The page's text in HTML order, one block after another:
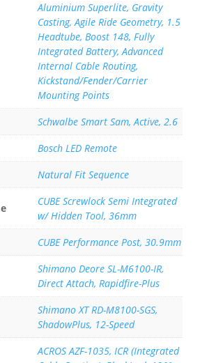
Aluminium Superlite, Gravity
Casting, Agile Ride Geometry, 1.5
Headtube, Boost 148, Fully
Integrated Battery, Advanced
Internal Cable Routing,
Kickstand/Fender/Carrier
Mounting Points
Schwalbe Smart Sam, Active, 2.6
Bosch LED Remote
Natural Fit Sequence
CUBE Screwlock Semi Integrated
w/ Hidden Tool, 36mm
CUBE Performance Post, 30.9mm
Shimano Deore SL-M6100-IR,
Direct Attach, Rapidfire-Plus
Shimano XT RD-M8100-SGS,
ShadowPlus, 12-Speed
ACROS AZF-1035, ICR (Integrated